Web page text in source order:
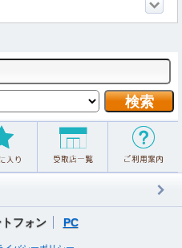
フォン PC